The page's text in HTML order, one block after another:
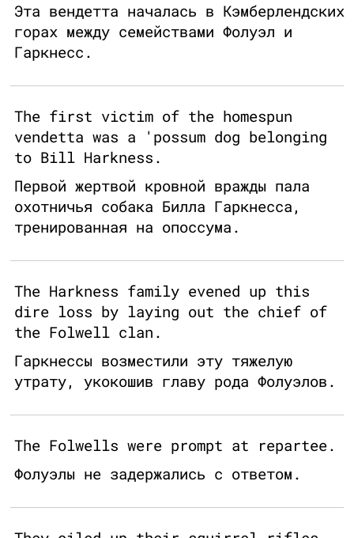
Эта вендетта началась в Кэмберлендских
горах между семействами Фолуэл и
Гаркнесс.
The first victim of the homespun
vendetta was a 'possum dog belonging
to Bill Harkness.
Первой жертвой кровной вражды пала
охотничья собака Билла Гаркнесса,
тренированная на опоссума.
The Harkness family evened up this
dire loss by laying out the chief of
the Folwell clan.
Гаркнессы возместили эту тяжелую
утрату, укокошив главу рода Фолуэлов.
The Folwells were prompt at repartee.
Фолуэлы не задержались с ответом.